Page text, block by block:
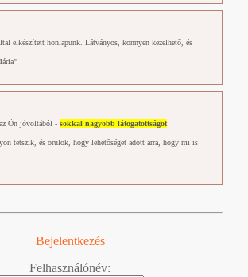
elkészített honlapunk. Látványos, könnyen kezelhető, és
Ön jóvoltából - sokkal nagyobb látogatottságot
tetszik, és örülök, hogy lehetőséget adott arra, hogy mi is
Bejelentkezés
Felhasználónév: